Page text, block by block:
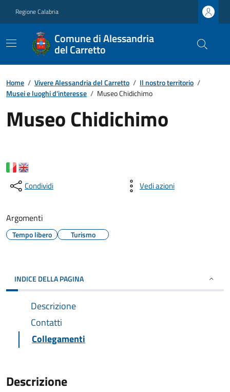
Regione Calabria
Comune di Alessandria
del Carretto
Home / Vivere Alessandria del Carretto / Il nostro territorio /
Musei e luoghi d'interesse / Museo Chidichimo
Museo Chidichimo
Condividi Vedi azioni
Argomenti
Tempo libero Turismo
INDICE DELLA PAGINA
Descrizione
Contatti
Collegamenti
Descrizione